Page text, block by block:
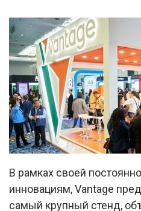
В рамках своей
инновациям, Vantage
самый крупный стенд,